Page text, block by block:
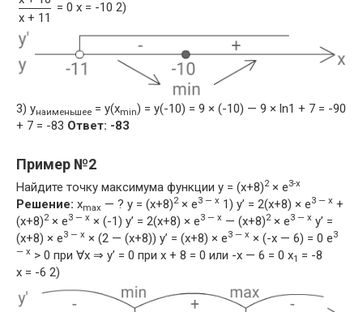
x + 11
= 0 x = -10 2)
3) yнаименьшее = y(xmin) = y(-10) = 9 × (-10) — 9 × ln1 + 7 = -90
+ 7 = -83 Ответ: -83
Пример №2
Найдите точку максимума функции y = (x+8)2× e3-x
Решение: xmax — ? y = (x+8)2× e3 — x 1) y’ = 2(x+8) × e3 — x +
(x+8)2× e3 — x × (-1) y’ = 2(x+8) × e3 — x — (x+8)2× e3 — x y’ =
(x+8) × e3 — x × (2 — (x+8)) y’ = (x+8) × e3 — x × (-x — 6) = 0 e3
— x > 0 при ∀x ⇒ y’ = 0 при x + 8 = 0 или -x — 6 = 0 x1 = -8
x = -6 2)